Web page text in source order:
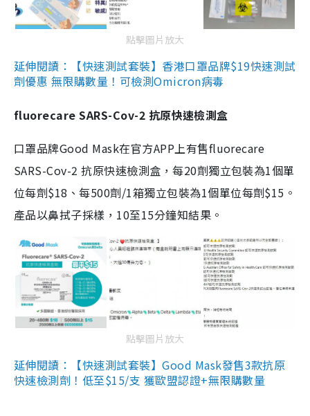
點擊圖片放大
延伸閱讀：【快速測試套裝】香港口罩品牌$19快速測試
劑優惠 無限購數量！可檢測Omicron病毒
fluorecare SARS-Cov-2 抗原快速檢測盒
口罩品牌Good Mask在官方APP上有售fluorecare
SARS-Cov-2 抗原快速檢測盒，每20劑獨立包裝為1個單
位每劑$18、每500劑/1箱獨立包裝為1個單位每劑$15。
產品以鼻拭子採樣，10至15分鐘知結果。
點擊圖片放大
延伸閱讀：【快速測試套裝】Good Mask發售3款抗原
快速檢測劑！低至$15/支 獲歐盟認證+無限購數量